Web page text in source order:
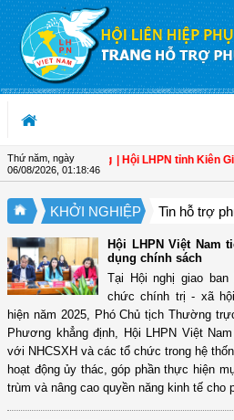
Truy cập nội dung luôn
Thứ năm, ngày
06/08/2026 01:18:47
thịnh vượng | Hội LHPN tỉnh Kiên Giang
KHỞI NGHIỆP Tin hỗ trợ
Hội LHPN Việt Nam
dụng chính sách
Tại Hội nghị giao
chức chính trị - xã
hiện năm 2025, Phó Chủ tịch Thường
Phương khẳng định, Hội LHPN Việt
với NHCSXH và các tổ chức trong hệ
hoạt động ủy thác, góp phần thực hiện
trùm và nâng cao quyền năng kinh tế cho
OK